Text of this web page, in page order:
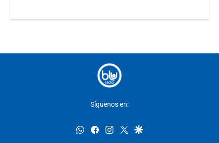
Síguenos en:
whatsappfacebookinstagram
twittergoogle